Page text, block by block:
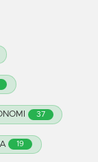
37
19